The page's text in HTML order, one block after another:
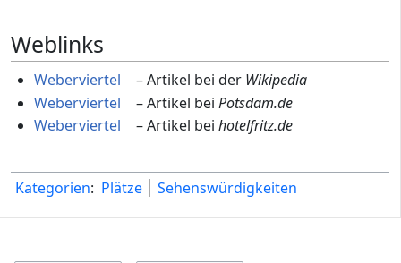
Weblinks
Weberviertel – Artikel bei der Wikipedia
Weberviertel
– Artikel bei Potsdam.de
Weberviertel
– Artikel bei hotelfritz.de
Kategorien: Plätze Sehenswürdigkeiten